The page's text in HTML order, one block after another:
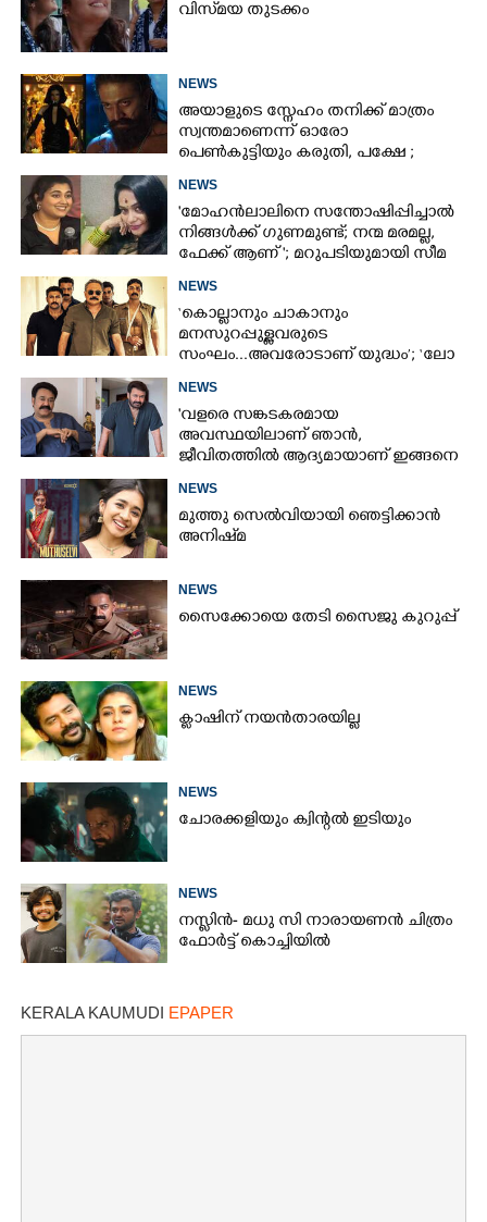
വിസ്‌മയ തുടക്കം
NEWS
അയാളുടെ സ്നേഹം തനിക്ക് മാത്രം
സ്വന്തമാണെന്ന് ഓരോ
പെൺകുട്ടിയും കരുതി,​ പക്ഷേ ;
ആക്ഷനും വയലൻസും നിറച്ച്
ടോക്സിക് ട്രെയിലർ
NEWS
'മോഹൻലാലിനെ സന്തോഷിപ്പിച്ചാൽ
നിങ്ങൾക്ക് ഗുണമുണ്ട്; നന്മ മരമല്ല,
ഫേക്ക് ആണ് '; മറുപടിയുമായി സീമ
ജി നായർ
NEWS
‘കൊല്ലാനും ചാകാനും
മനസുറപ്പുള്ളവരുടെ
സംഘം...അവരോടാണ് യുദ്ധം’; ‘ലോ
ആൻഡ് ഓർഡർ’ ടീസർ പുറത്ത്
NEWS
'വളരെ സങ്കടകരമായ
അവസ്ഥയിലാണ് ഞാൻ,
ജീവിതത്തിൽ ആദ്യമായാണ് ഇങ്ങനെ
സംഭവിക്കുന്നത്'; വീഡിയോ പങ്കുവച്ച്
മോഹൻലാൽ
NEWS
മുത്തു സെൽവിയായി ഞെട്ടിക്കാൻ
അനിഷ്‌മ
NEWS
സൈക്കോയെ തേടി സൈജു കുറുപ്പ്
NEWS
ക്ലാഷിന് നയൻതാരയില്ല
NEWS
ചോരക്കളിയും ക്വിന്റൽ ഇടിയും
NEWS
നസ്ലിൻ- മധു സി നാരായണൻ ചിത്രം
ഫോർട്ട് കൊച്ചിയിൽ
KERALA KAUMUDI EPAPER